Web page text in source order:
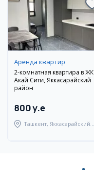
Аренда квартир
2-комнатная квартира в ЖК
Акай Сити, Яккасарайский
район
800 y.e
Ташкент, Яккасарайский